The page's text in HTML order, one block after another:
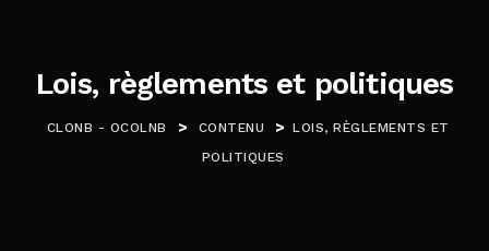
Lois, règlements et politiques
CLONB - OCOLNB > CONTENU > LOIS, RÈGLEMENTS ET
POLITIQUES